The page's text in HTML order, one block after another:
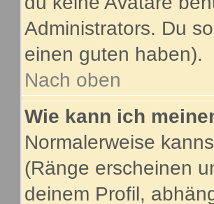
Administrators. Du
einen guten haben).
Nach oben
Wie kann ich
Normalerweise
(Ränge erscheinen
deinem Profil,